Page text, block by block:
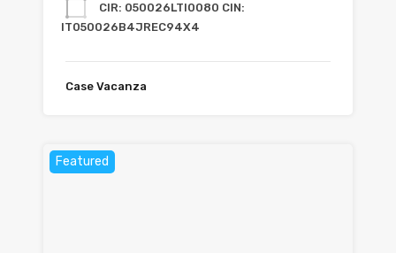
CIR: 050026LTI0080 CIN:
IT050026B4JREC94X4
Case Vacanza
Featured